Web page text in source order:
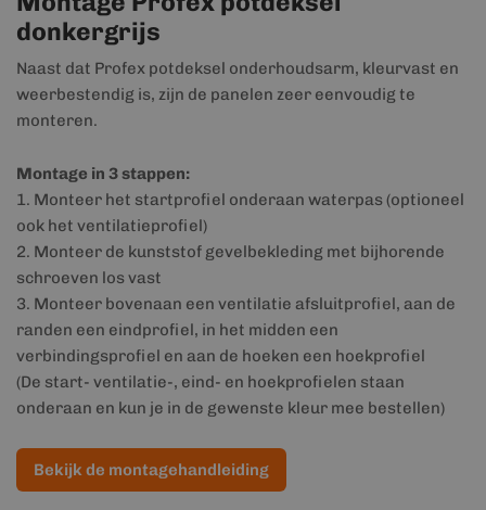
donkergrijs
Naast dat Profex potdeksel onderhoudsarm, kleurvast en
weerbestendig is, zijn de panelen zeer eenvoudig te
monteren.
Montage in 3 stappen:
1. Monteer het startprofiel onderaan waterpas (optioneel
ook het ventilatieprofiel)
2. Monteer de kunststof gevelbekleding met bijhorende
schroeven los vast
3. Monteer bovenaan een ventilatie afsluitprofiel, aan de
randen een eindprofiel, in het midden een
verbindingsprofiel en aan de hoeken een hoekprofiel
(De start- ventilatie-, eind- en hoekprofielen staan
onderaan en kun je in de gewenste kleur mee bestellen)
Bekijk de montagehandleiding